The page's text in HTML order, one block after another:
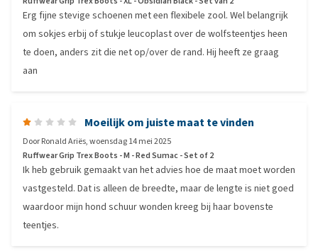
Erg fijne stevige schoenen met een flexibele zool. Wel belangrijk
om sokjes erbij of stukje leucoplast over de wolfsteentjes heen
te doen, anders zit die net op/over de rand. Hij heeft ze graag
aan
Moeilijk om juiste maat te vinden
DoorRonald Ariës,woensdag 14 mei 2025
Ruffwear Grip Trex Boots - M - Red Sumac - Set of 2
Ik heb gebruik gemaakt van het advies hoe de maat moet worden
vastgesteld. Dat is alleen de breedte, maar de lengte is niet goed
waardoor mijn hond schuur wonden kreeg bij haar bovenste
teentjes.